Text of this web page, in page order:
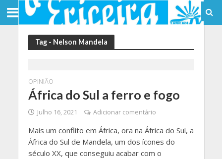
Tag - Nelson Mandela
OPINIÃO
África do Sul a ferro e fogo
Julho 16, 2021 Adicionar comentário
Mais um conflito em África, ora na África do Sul, a
África do Sul de Mandela, um dos ícones do
século XX, que conseguiu acabar com o